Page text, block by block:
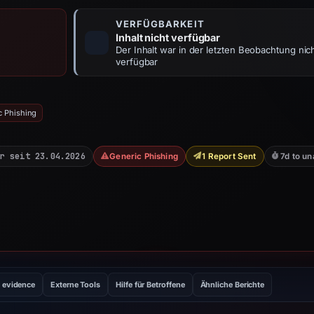
VERFÜGBARKEIT
Inhalt nicht verfügbar
Der Inhalt war in der letzten Beobachtung
verfügbar
Phishing
seit 23.04.2026 Generic Phishing 1 Report Sent 7d to
evidence Externe Tools Hilfe für Betroffene Ähnliche Berichte